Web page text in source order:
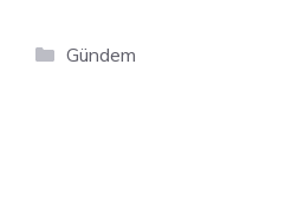
Kategoriler
Gündem